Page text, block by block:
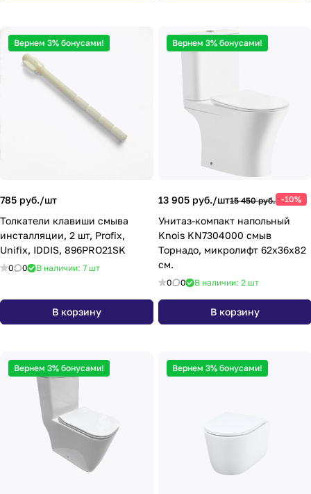
Вернем 3% бонусами!
785 руб./шт
Толкатели клавиши смыва
инсталляции, 2 шт, Profix,
Unifix, IDDIS, 896PRO21SK
0 0 В наличии: 7 шт
В корзину
Вернем 3% бонусами!
13 905 руб./шт15 450 руб. -10%
Унитаз-компакт напольный
Knois KN7304000 смыв
Торнадо, микролифт 62х36х82
см.
0 0 В наличии: 2 шт
В корзину
Вернем 3% бонусами! Вернем 3% бонусами!